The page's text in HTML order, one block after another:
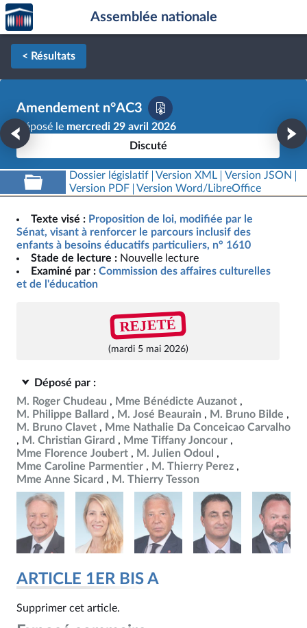
Aller au contenu
Aller en bas de la page
Accèder
à la
page
d'accueil
Assemblée nationale
< Résultats
Amendement n°AC3
Déposé le mercredi 29 avril 2026
Discuté
Dossier législatif Version XML
Version JSON
Version PDF
Version Word/LibreOffice
Texte visé : Proposition de loi, modifiée par le
Sénat, visant à renforcer le parcours inclusif des
enfants à besoins éducatifs particuliers, n° 1610
Stade de lecture : Nouvelle lecture
Examiné par : Commission des affaires culturelles
et de l'éducation
REJETÉ
(mardi 5 mai 2026)
Déposé par :
M. Roger Chudeau
Mme Bénédicte Auzanot
M. Philippe Ballard
M. José Beaurain
M. Bruno Bilde
M. Bruno Clavet
Mme Nathalie Da Conceicao Carvalho
M. Christian Girard
Mme Tiffany Joncour
Mme Florence Joubert
M. Julien Odoul
Mme Caroline Parmentier
M. Thierry Perez
Mme Anne Sicard
M. Thierry Tesson
ARTICLE 1ER BIS A
Supprimer cet article.